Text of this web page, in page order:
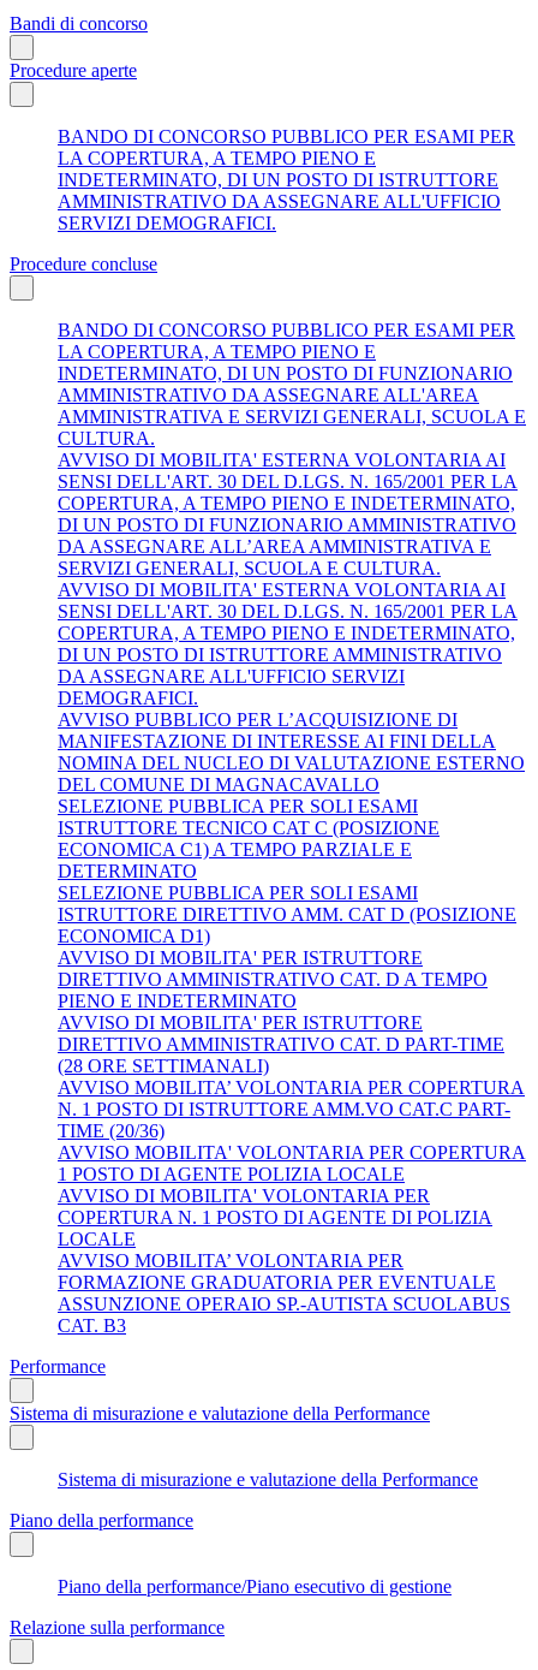
Bandi di concorso
Procedure aperte
BANDO DI CONCORSO PUBBLICO PER ESAMI PER
LA COPERTURA, A TEMPO PIENO E
INDETERMINATO, DI UN POSTO DI ISTRUTTORE
AMMINISTRATIVO DA ASSEGNARE ALL'UFFICIO
SERVIZI DEMOGRAFICI.
Procedure concluse
BANDO DI CONCORSO PUBBLICO PER ESAMI PER
LA COPERTURA, A TEMPO PIENO E
INDETERMINATO, DI UN POSTO DI FUNZIONARIO
AMMINISTRATIVO DA ASSEGNARE ALL'AREA
AMMINISTRATIVA E SERVIZI GENERALI, SCUOLA E
CULTURA.
AVVISO DI MOBILITA' ESTERNA VOLONTARIA AI
SENSI DELL'ART. 30 DEL D.LGS. N. 165/2001 PER LA
COPERTURA, A TEMPO PIENO E INDETERMINATO,
DI UN POSTO DI FUNZIONARIO AMMINISTRATIVO
DA ASSEGNARE ALL’AREA AMMINISTRATIVA E
SERVIZI GENERALI, SCUOLA E CULTURA.
AVVISO DI MOBILITA' ESTERNA VOLONTARIA AI
SENSI DELL'ART. 30 DEL D.LGS. N. 165/2001 PER LA
COPERTURA, A TEMPO PIENO E INDETERMINATO,
DI UN POSTO DI ISTRUTTORE AMMINISTRATIVO
DA ASSEGNARE ALL'UFFICIO SERVIZI
DEMOGRAFICI.
AVVISO PUBBLICO PER L’ACQUISIZIONE DI
MANIFESTAZIONE DI INTERESSE AI FINI DELLA
NOMINA DEL NUCLEO DI VALUTAZIONE ESTERNO
DEL COMUNE DI MAGNACAVALLO
SELEZIONE PUBBLICA PER SOLI ESAMI
ISTRUTTORE TECNICO CAT C (POSIZIONE
ECONOMICA C1) A TEMPO PARZIALE E
DETERMINATO
SELEZIONE PUBBLICA PER SOLI ESAMI
ISTRUTTORE DIRETTIVO AMM. CAT D (POSIZIONE
ECONOMICA D1)
AVVISO DI MOBILITA' PER ISTRUTTORE
DIRETTIVO AMMINISTRATIVO CAT. D A TEMPO
PIENO E INDETERMINATO
AVVISO DI MOBILITA' PER ISTRUTTORE
DIRETTIVO AMMINISTRATIVO CAT. D PART-TIME
(28 ORE SETTIMANALI)
AVVISO MOBILITA’ VOLONTARIA PER COPERTURA
N. 1 POSTO DI ISTRUTTORE AMM.VO CAT.C PART-
TIME (20/36)
AVVISO MOBILITA' VOLONTARIA PER COPERTURA
1 POSTO DI AGENTE POLIZIA LOCALE
AVVISO DI MOBILITA' VOLONTARIA PER
COPERTURA N. 1 POSTO DI AGENTE DI POLIZIA
LOCALE
AVVISO MOBILITA’ VOLONTARIA PER
FORMAZIONE GRADUATORIA PER EVENTUALE
ASSUNZIONE OPERAIO SP.-AUTISTA SCUOLABUS
CAT. B3
Performance
Sistema di misurazione e valutazione della Performance
Sistema di misurazione e valutazione della Performance
Piano della performance
Piano della performance/Piano esecutivo di gestione
Relazione sulla performance